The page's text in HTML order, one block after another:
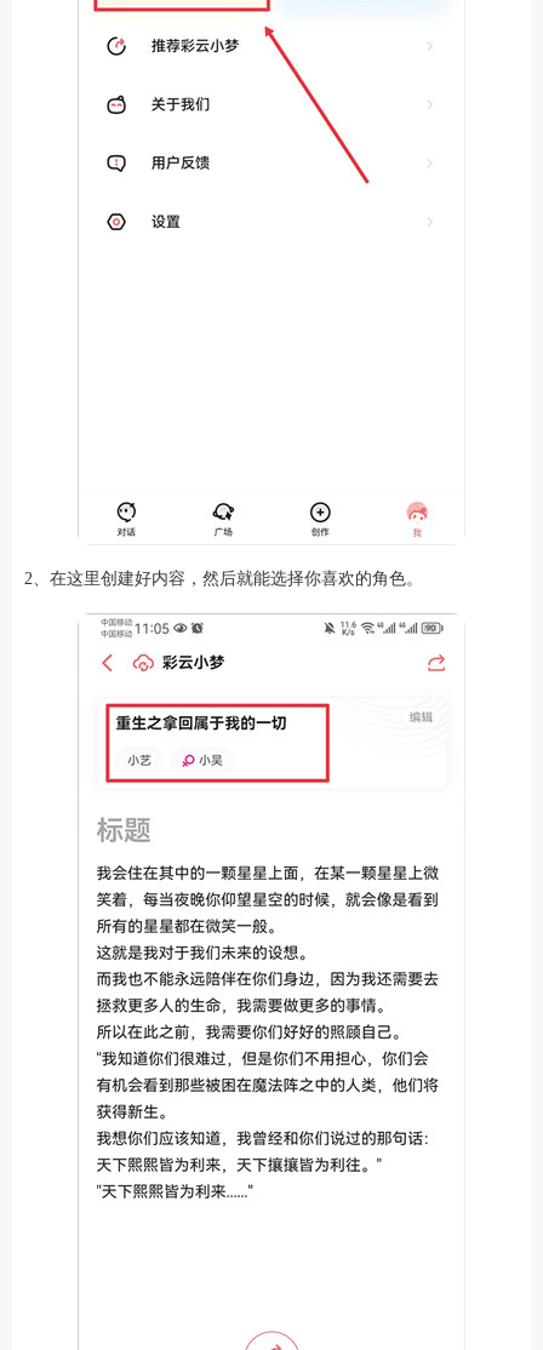
小游戏恋爱养成沙盒模组up主自制
冒险解谜 街机格斗 模拟经营 音乐游戏 单机游戏
影音播放游戏辅助摄影美颜办公商务旅游出行
新闻阅读考试学习AI软件健康运动生活购物地图导航
2、在这里创建好内容，然后就能选择你喜欢的角色。